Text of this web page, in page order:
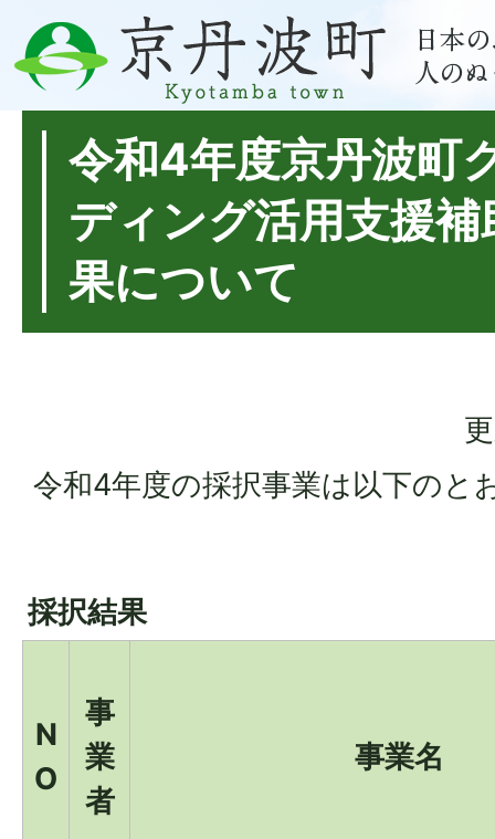
令和4年度京丹波町
ディング活用支援
果について
令和4年度の採択事業は以下のと
採択結果
N
O
事
業
者
事業名